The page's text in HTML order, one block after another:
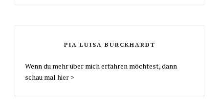
PIA LUISA BURCKHARDT
Wenn du mehr über mich erfahren möchtest, dann
schau mal hier >